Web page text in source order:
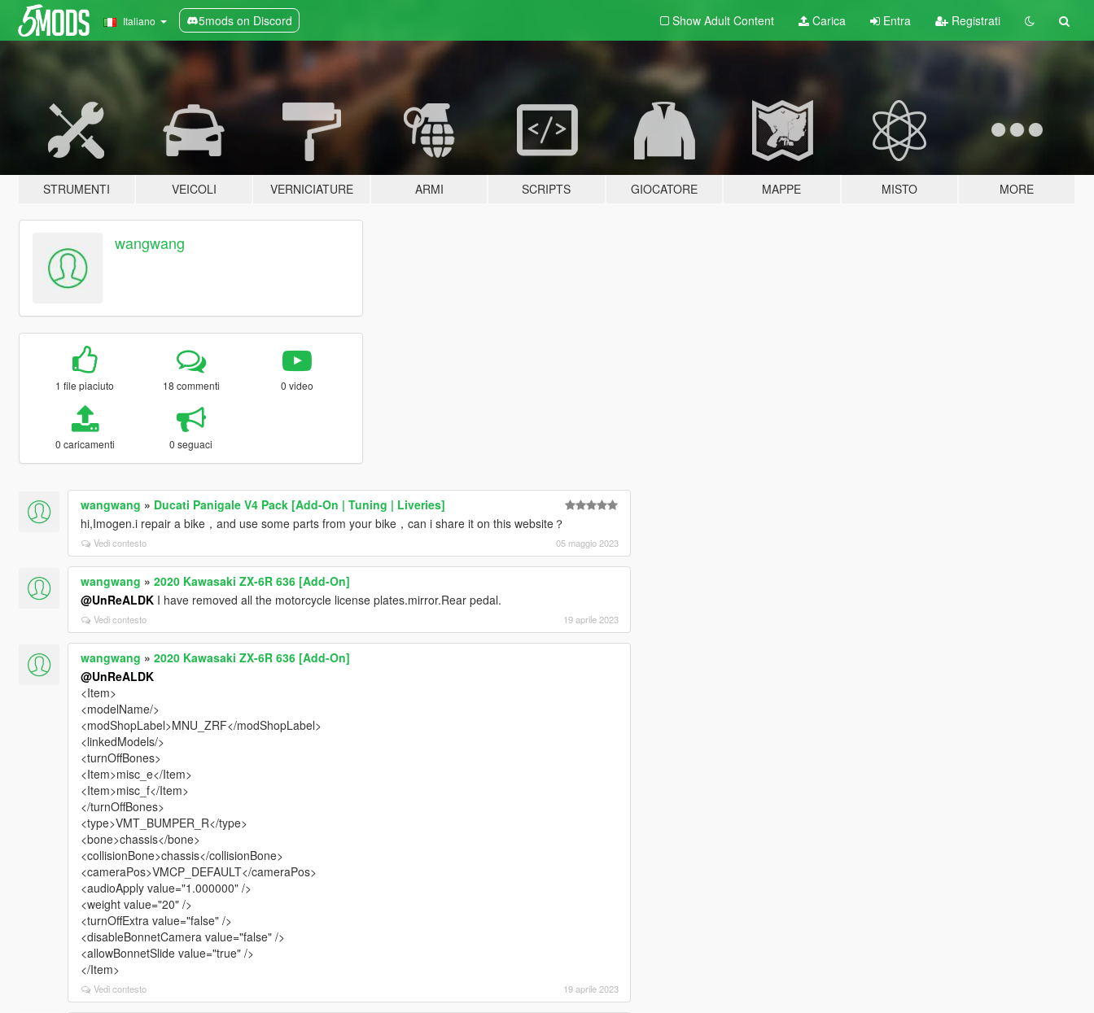
Italiano 5mods on Discord Show Adult Content Carica Entra Registrati
STRUMENTI VEICOLI VERNICIATURE ARMI SCRIPTS GIOCATORE MAPPE MISTO MORE
wangwang
1 file piaciuto 18 commenti 0 video
0 caricamenti 0 seguaci
wangwang » Ducati Panigale V4 Pack [Add-On | Tuning | Liveries]
hi,Imogen.i repair a bike，and use some parts from your bike，can i share it on this website？
Vedi contesto 05 maggio 2023
wangwang » 2020 Kawasaki ZX-6R 636 [Add-On]
@UnReALDKI have removed all the motorcycle license plates.mirror.Rear pedal.
Vedi contesto 19 aprile 2023
wangwang » 2020 Kawasaki ZX-6R 636 [Add-On]
@UnReALDK
<Item>
<modelName/>
<modShopLabel>MNU_ZRF</modShopLabel>
<linkedModels/>
<turnOffBones>
<Item>misc_e</Item>
<Item>misc_f</Item>
</turnOffBones>
<type>VMT_BUMPER_R</type>
<bone>chassis</bone>
<collisionBone>chassis</collisionBone>
<cameraPos>VMCP_DEFAULT</cameraPos>
<audioApply value="1.000000" />
<weight value="20" />
<turnOffExtra value="false" />
<disableBonnetCamera value="false" />
<allowBonnetSlide value="true" />
</Item>
Vedi contesto 19 aprile 2023